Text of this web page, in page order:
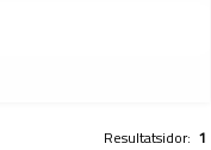
Resultatsidor: 1